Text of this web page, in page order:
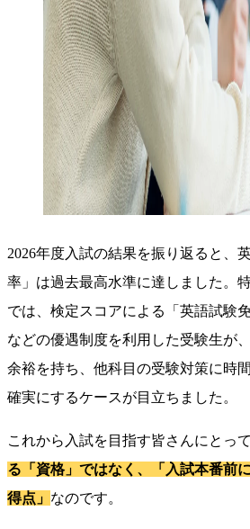
2026年度入試の結果を振り返ると、
率」は過去最高水準に達しました。
では、検定スコアによる「英語試験
などの優遇制度を利用した受験生が
余裕を持ち、他科目の受験対策に時
確実にするケースが目立ちました。
これから入試を目指す皆さんにとって
る「資格」ではなく、「入試本番前
得点」 なのです。